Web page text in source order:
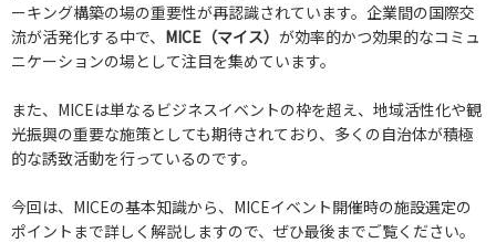
ーキング構築の場の重要性が再認識されています。企業間の国際交
流が活発化する中で、 MICE（マイス） が効率的かつ効果的なコミュ
ニケーションの場として注目を集めています。
また、MICEは単なるビジネスイベントの枠を超え、地域活性化や観
光振興の重要な施策としても期待されており、多くの自治体が積極
的な誘致活動を行っているのです。
今回は、MICEの基本知識から、MICEイベント開催時の施設選定の
ポイントまで詳しく解説しますので、ぜひ最後までご覧ください。